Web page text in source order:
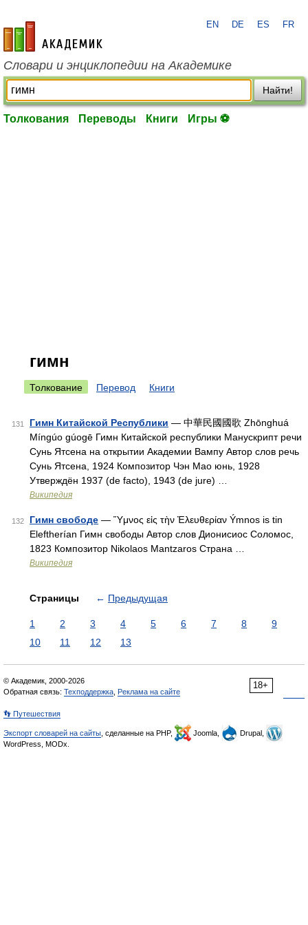
academic.ru
EN DE ES FR
Словари и энциклопедии на Академике
Найти!
Толкования Переводы Книги Игры ⚽
гимн
Толкование Перевод Книги
131 Гимн Китайской Республики — 中華民國國歌 Zhōnghuá
Míngúo gúogē Гимн Китайской республики Манускрипт речи
Сунь Ятсена на открытии Академии Вампу Автор слов речь
Сунь Ятсена, 1924 Композитор Чэн Мао юнь, 1928
Утверждён 1937 (de facto), 1943 (de jure) …
Википедия
132 Гимн свободе — Ὕμνος εἰς τὴν Ἐλευθερίαν Ýmnos is tin
Eleftherían Гимн свободы Автор слов Дионисиос Соломос,
1823 Композитор Nikolaos Mantzaros Страна …
Википедия
Страницы ← Предыдущая
1 2 3 4 5 6 7 8
9
10
11 12 13
18+
© Академик, 2000-2026
Обратная связь: Техподдержка Реклама на сайте
👣 Путешествия
Экспорт словарей на сайты , сделанные на PHP, Joomla,
Drupal,
WordPress, MODx.